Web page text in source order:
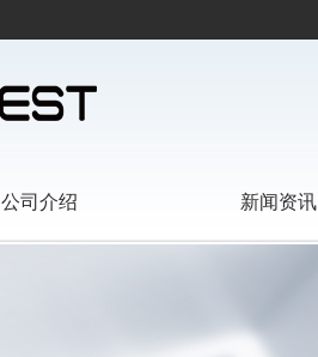
公司介绍 新闻资讯